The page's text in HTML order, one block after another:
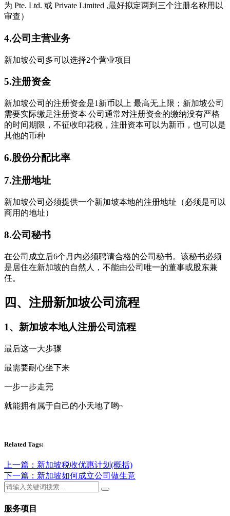
为 Pte. Ltd. 或 Private Limited ,最好拟定两到三个注册名称用以
审查）
4.公司主营业务
新加坡公司多可以选择2个营业项目
5.注册资金
新加坡公司的注册资金是1新币以上 最高无上限；新加坡公司
需要实际缴足注册资本 公司通常对注册资金的缴纳没有严格
的时间期限，不征收印花税，注册资本可以为新币，也可以是
其他的币种
6.股份分配比率
7.注册地址
新加坡公司必须提供一个新加坡本地的注册地址（必须是可以
商用的地址）
8.公司秘书
在公司成立后6个月内必须聘请合格的公司秘书。该秘书必须
是居住在新加坡的自然人，不能由公司唯一的董事或股东兼
任。
四、注册新加坡公司流程
1、新加坡本地人注册公司流程
最后这一大步骤
最需要耐心坐下来
一步一步走完
就能拥有属于自己的小天地了哟~
Related Tags:
上一篇：新加坡税收优惠计划(概括)
下一篇：新加坡如何成立公司做生意
服务项目